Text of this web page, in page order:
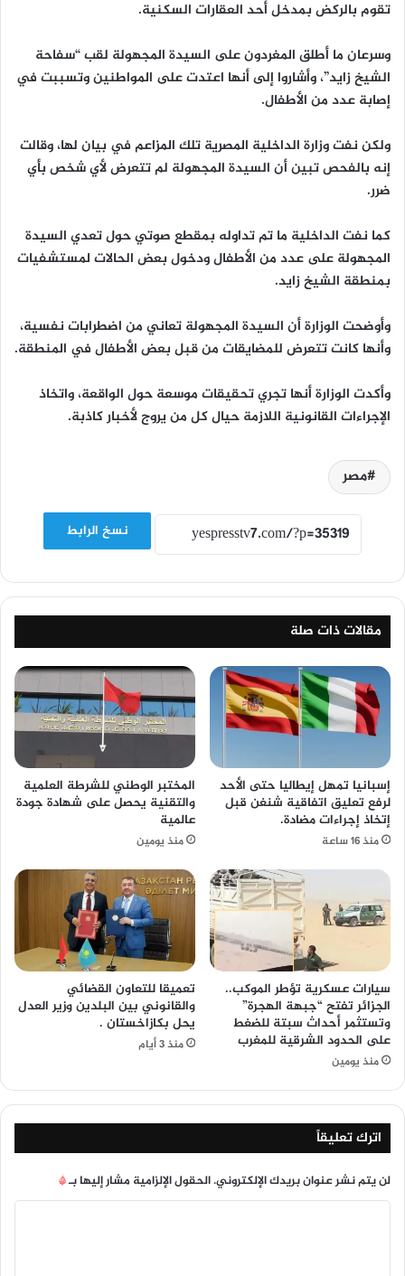
تقوم بالركض بمدخل أحد العقارات السكنية.⁣
وسرعان ما أطلق المغردون على السيدة المجهولة لقب “سفاحة
الشيخ زايد”، وأشاروا إلى أنها اعتدت على المواطنين وتسببت في
إصابة عدد من الأطفال.⁣
ولكن نفت وزارة الداخلية المصرية تلك المزاعم في بيان لها، وقالت
إنه بالفحص تبين أن السيدة المجهولة لم تتعرض لأي شخص بأي
ضرر.⁣
كما نفت الداخلية ما تم تداوله بمقطع صوتي حول تعدي السيدة
المجهولة على عدد من الأطفال ودخول بعض الحالات لمستشفيات
بمنطقة الشيخ زايد.⁣
وأوضحت الوزارة أن السيدة المجهولة تعاني من اضطرابات نفسية،
وأنها كانت تتعرض للمضايقات من قبل بعض الأطفال في المنطقة.⁣
وأكدت الوزارة أنها تجري تحقيقات موسعة حول الواقعة، واتخاذ
الإجراءات القانونية اللازمة حيال كل من يروج لأخبار كاذبة.
مصر
نسخ الرابط
مقالات ذات صلة
إسبانيا تمهل إيطاليا حتى الأحد
لرفع تعليق اتفاقية شنغن قبل
إتخاذ إجراءات مضادة.
منذ 16 ساعة
المختبر الوطني للشرطة العلمية
والتقنية يحصل على شهادة جودة
عالمية
منذ يومين
سيارات عسكرية تؤطر الموكب..
الجزائر تفتح “جبهة الهجرة”
وتستثمر أحداث سبتة للضغط
على الحدود الشرقية للمغرب
منذ يومين
تعميقا للتعاون القضائي
والقانوني بين البلدين وزير العدل
يحل بكازاخستان .
منذ 3 أيام
اترك تعليقاً
لن يتم نشر عنوان بريدك الإلكتروني.الحقول الإلزامية مشار إليها بـ*